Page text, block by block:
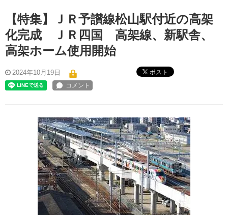
【特集】ＪＲ予讃線松山駅付近の高架
化完成 ＪＲ四国 高架線、新駅舎、
高架ホーム使用開始
2024年10月19日 ポスト